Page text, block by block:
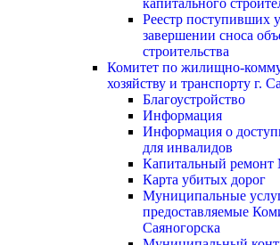
капитального
Реестр поступивших
завершении сноса
строительства
Комитет по жилищно-
хозяйству и транспорту г.
Благоустройство
Информация
Информация о
для инвалидов
Капитальный
Карта убитых дорог
Муниципальные
предоставляемые
Саяногорска